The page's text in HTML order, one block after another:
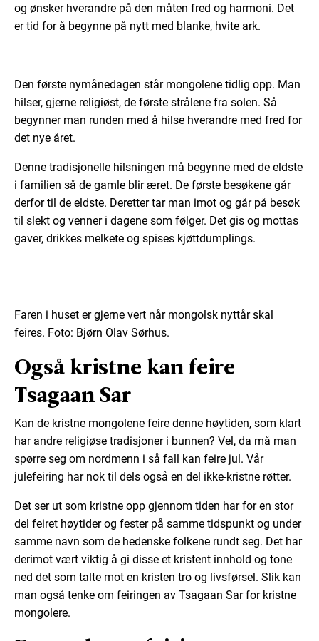
og ønsker hverandre på den måten fred og harmoni. Det
er tid for å begynne på nytt med blanke, hvite ark.
Den første nymånedagen står mongolene tidlig opp. Man
hilser, gjerne religiøst, de første strålene fra solen. Så
begynner man runden med å hilse hverandre med fred for
det nye året.
Denne tradisjonelle hilsningen må begynne med de eldste
i familien så de gamle blir æret. De første besøkene går
derfor til de eldste. Deretter tar man imot og går på besøk
til slekt og venner i dagene som følger. Det gis og mottas
gaver, drikkes melkete og spises kjøttdumplings.
Faren i huset er gjerne vert når mongolsk nyttår skal
feires. Foto: Bjørn Olav Sørhus.
Også kristne kan feire
Tsagaan Sar
Kan de kristne mongolene feire denne høytiden, som klart
har andre religiøse tradisjoner i bunnen? Vel, da må man
spørre seg om nordmenn i så fall kan feire jul. Vår
julefeiring har nok til dels også en del ikke-kristne røtter.
Det ser ut som kristne opp gjennom tiden har for en stor
del feiret høytider og fester på samme tidspunkt og under
samme navn som de hedenske folkene rundt seg. Det har
derimot vært viktig å gi disse et kristent innhold og tone
ned det som talte mot en kristen tro og livsførsel. Slik kan
man også tenke om feiringen av Tsagaan Sar for kristne
mongolere.